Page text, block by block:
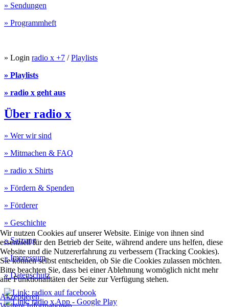
» Sendungen
» Programmheft
» Login radio x +7 /Playlists
» Playlists
» radio x geht aus
Über radio x
» Wer wir sind
» Mitmachen & FAQ
» radio x Shirts
» Fördern & Spenden
» Förderer
» Geschichte
» Satzung
» Impressum
» Datenschutz
Wir nutzen Cookies auf unserer Website. Einige von ihnen sind
essenziell für den Betrieb der Seite, während andere uns helfen, diese
Website und die Nutzererfahrung zu verbessern (Tracking Cookies).
Sie können selbst entscheiden, ob Sie die Cookies zulassen möchten.
Bitte beachten Sie, dass bei einer Ablehnung womöglich nicht mehr
alle Funktionalitäten der Seite zur Verfügung stehen.
Akzeptieren